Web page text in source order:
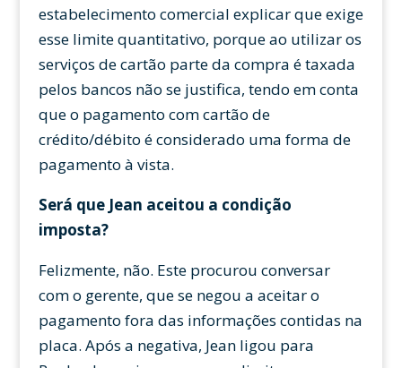
estabelecimento comercial explicar que exige
esse limite quantitativo, porque ao utilizar os
serviços de cartão parte da compra é taxada
pelos bancos não se justifica, tendo em conta
que o pagamento com cartão de
crédito/débito é considerado uma forma de
pagamento à vista.
Será que Jean aceitou a condição
imposta?
Felizmente, não. Este procurou conversar
com o gerente, que se negou a aceitar o
pagamento fora das informações contidas na
placa. Após a negativa, Jean ligou para